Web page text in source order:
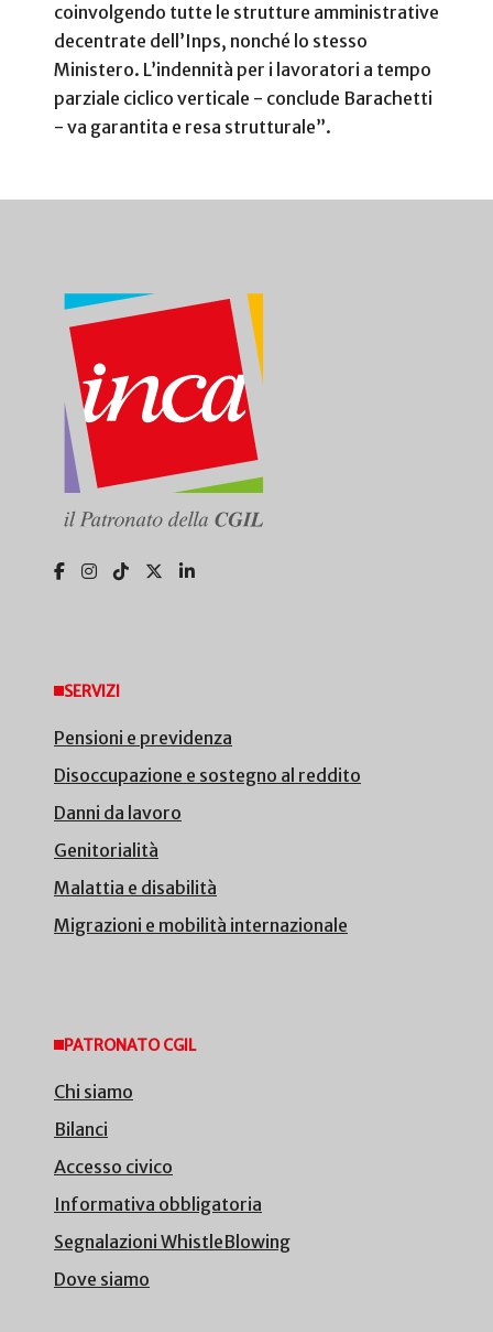
coinvolgendo tutte le strutture amministrative
decentrate dell’Inps, nonché lo stesso
Ministero. L’indennità per i lavoratori a tempo
parziale ciclico verticale - conclude Barachetti
- va garantita e resa strutturale”.
SERVIZI
Pensioni e previdenza
Disoccupazione e sostegno al reddito
Danni da lavoro
Genitorialità
Malattia e disabilità
Migrazioni e mobilità internazionale
PATRONATO CGIL
Chi siamo
Bilanci
Accesso civico
Informativa obbligatoria
Segnalazioni WhistleBlowing
Dove siamo